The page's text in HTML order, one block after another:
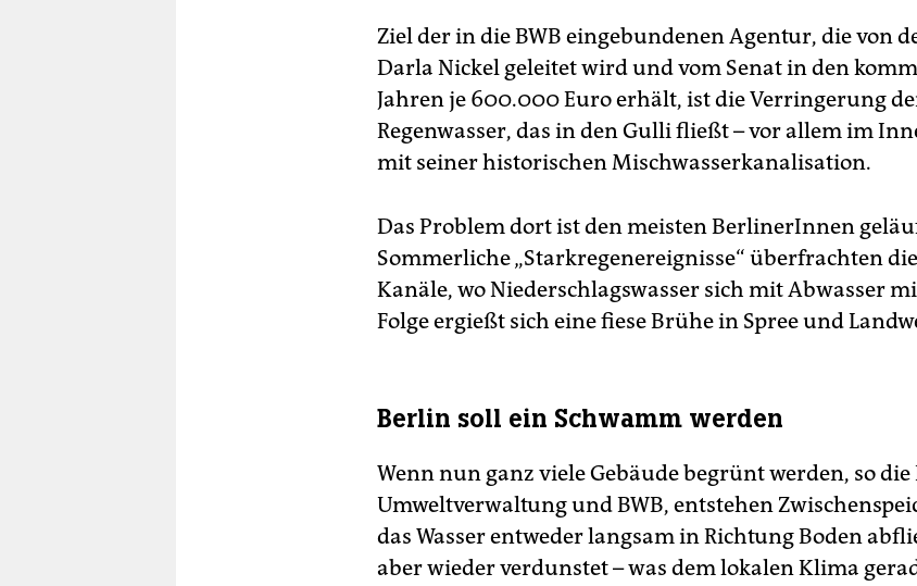
Ziel der in die BWB eingebundenen Agentur, die von
Darla Nickel geleitet wird und vom Senat in den
Jahren je 600.000 Euro erhält, ist die Verringerung
Regenwasser, das in den Gulli fließt – vor allem im
mit seiner historischen Mischwasserkanalisation.
Das Problem dort ist den meisten BerlinerInnen
Sommerliche „Starkregenereignisse“ überfrachten
Kanäle, wo Niederschlagswasser sich mit Abwasser
Folge ergießt sich eine fiese Brühe in Spree und
Berlin soll ein Schwamm werden
Wenn nun ganz viele Gebäude begrünt werden, so
Umweltverwaltung und BWB, entstehen
das Wasser entweder langsam in Richtung Boden
aber wieder verdunstet – was dem lokalen Klima